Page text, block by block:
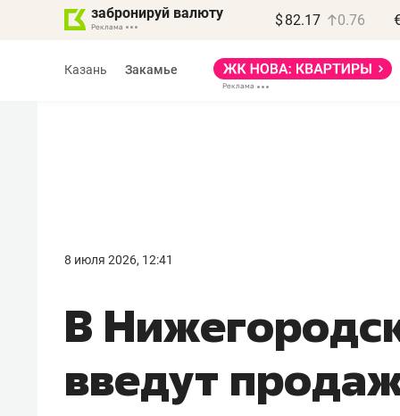
забронируй валюту $ 82.17 0.76
Казань Закамье
8 июля 2026, 12:41
В
введут
правил, бизнес может
потерять минимум
Как бизнесу выйти на зарубежные